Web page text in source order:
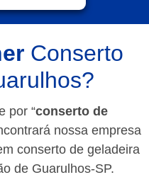
Conserto
por “conserto de
nossa empresa
conserto de geladeira
de Guarulhos-SP.